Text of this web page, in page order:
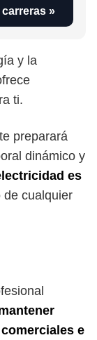
carreras »
y la
ti.
preparará
dinámico y
es
de cualquier
e